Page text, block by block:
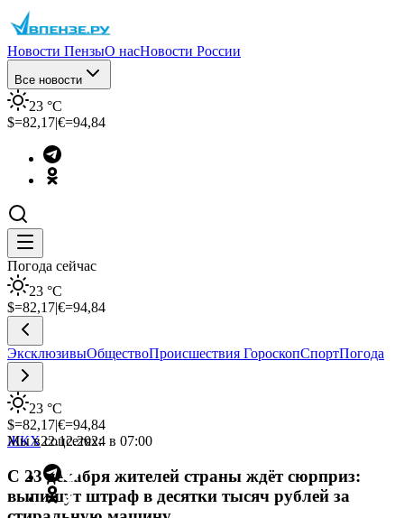
Новости ПензыО насНовости России
Все новости
23 °C
$=82,17|€=94,84
Погода сейчас
23 °C
$=82,17|€=94,84
ЭксклюзивыОбществоПроисшествия ГороскопСпортПогода
23 °C
$=82,17|€=94,84
Мы в соцсетях:
ЖКХ22.12.2024 в 07:00
С 23 декабря жителей страны ждёт сюрприз:
выпишут штраф в десятки тысяч рублей за